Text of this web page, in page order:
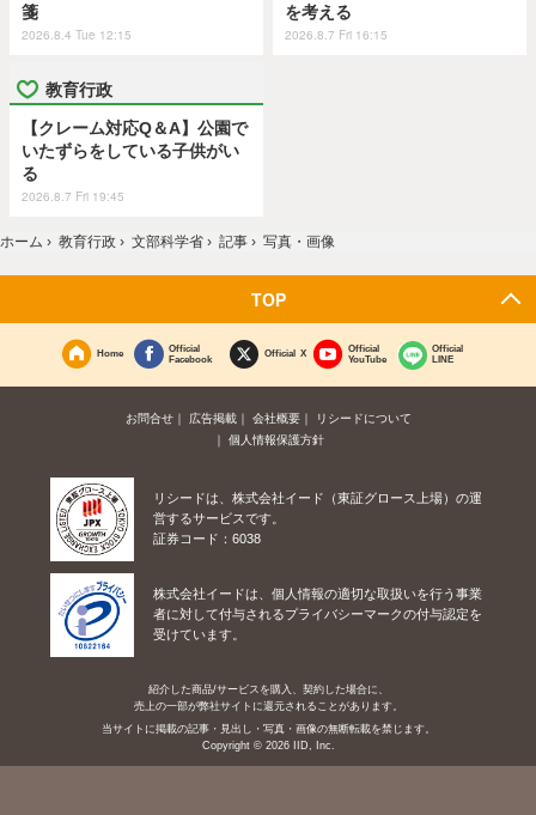
箋
2026.8.4 Tue 12:15
を考える
2026.8.7 Fri 16:15
教育行政
【クレーム対応Q＆A】公園で
いたずらをしている子供がい
る
2026.8.7 Fri 19:45
ホーム › 教育行政 › 文部科学省 › 記事 › 写真・画像
TOP
Home
Official
Facebook
Official X
Official
YouTube
Official
LINE
お問合せ 広告掲載 会社概要
リシードについて
個人情報保護方針
リシードは、株式会社イード（東証グロース上場）の運
営するサービスです。
証券コード：6038
株式会社イードは、個人情報の適切な取扱いを行う事業
者に対して付与されるプライバシーマークの付与認定を
受けています。
紹介した商品/サービスを購入、契約した場合に、
売上の一部が弊社サイトに還元されることがあります。
当サイトに掲載の記事・見出し・写真・画像の無断転載を禁じます。
Copyright © 2026 IID, Inc.